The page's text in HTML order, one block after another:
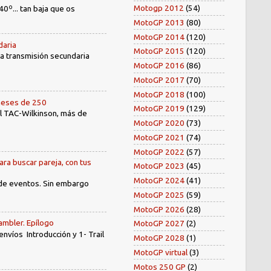
tan baja que os
transmisión secundaria
de 250
Wilkinson, más de
buscar pareja, con tus
eventos. Sin embargo
Epílogo
Introducción y 1- Trail
Motogp 2012 (54)
MotoGP 2013 (80)
MotoGP 2014(120)
MotoGP 2015 (120)
MotoGP 2016 (86)
MotoGP 2017 (70)
MotoGP 2018 (100)
MotoGP 2019 (129)
MotoGP 2020 (73)
MotoGP 2021 (74)
MotoGP 2022 (57)
MotoGP 2023 (45)
MotoGP 2024(41)
MotoGP 2025 (59)
MotoGP 2026 (28)
MotoGP 2027 (2)
MotoGP 2028 (1)
MotoGP virtual(3)
Motos 250 GP (2)